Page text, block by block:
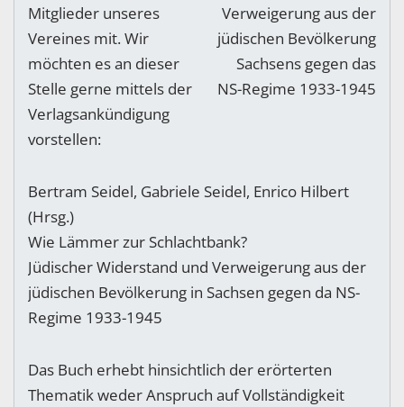
Mitglieder unseres
Vereines mit. Wir
möchten es an dieser
Stelle gerne mittels der
Verlagsankündigung
vorstellen:
Bertram Seidel, Gabriele Seidel, Enrico Hilbert
(Hrsg.)
Wie Lämmer zur Schlachtbank?
Jüdischer Widerstand und Verweigerung aus der
jüdischen Bevölkerung in Sachsen gegen da NS-
Regime 1933-1945
Das Buch erhebt hinsichtlich der erörterten
Thematik weder Anspruch auf Vollständigkeit